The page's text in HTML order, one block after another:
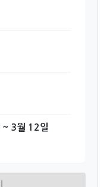
~ 3월 12일